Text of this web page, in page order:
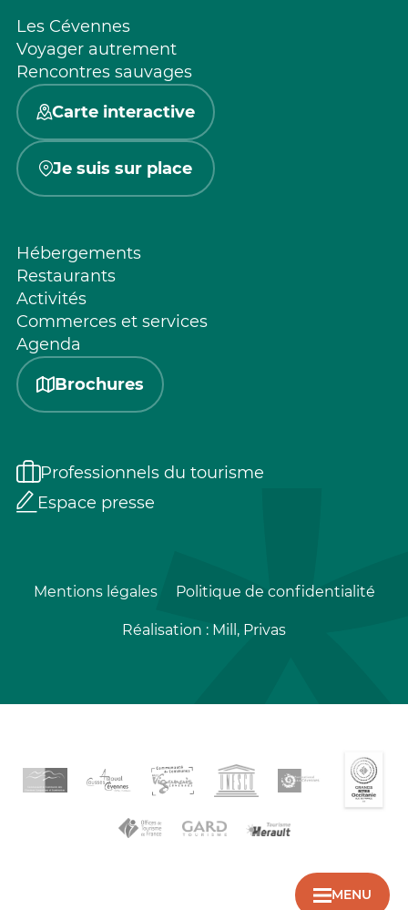
MENU
Les Cévennes
Voyager autrement
Rencontres sauvages
Carte interactive
Je suis sur place
Hébergements
Restaurants
Activités
Commerces et services
Agenda
Brochures
Professionnels du tourisme
Espace presse
Mentions légales Politique de confidentialité
Réalisation : Mill, Privas